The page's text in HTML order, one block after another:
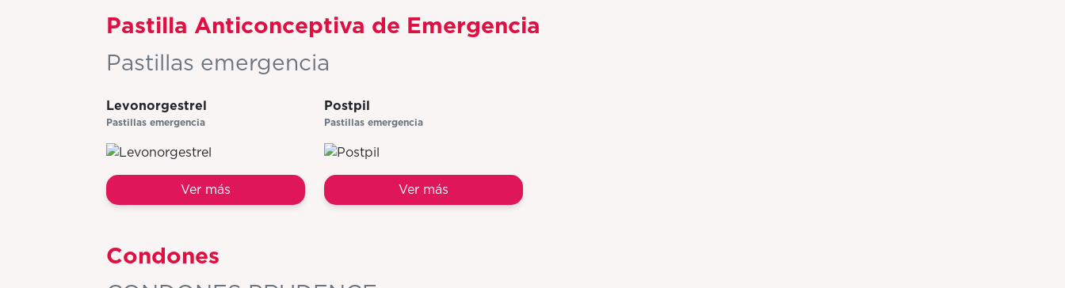
Pastilla Anticonceptiva de Emergencia
Pastillas emergencia
Levonorgestrel
Pastillas emergencia
Ver más
Postpil
Pastillas emergencia
Ver más
Condones